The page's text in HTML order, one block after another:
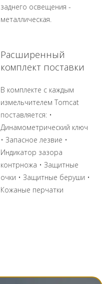
заднего освещения -
металлическая.
Расширенный
комплект поставки
В комплекте с каждым
измельчителем Tomcat
поставляется: •
Динамометрический ключ
• Запасное лезвие •
Индикатор зазора
контрножа • Защитные
очки • Защитные беруши •
Кожаные перчатки